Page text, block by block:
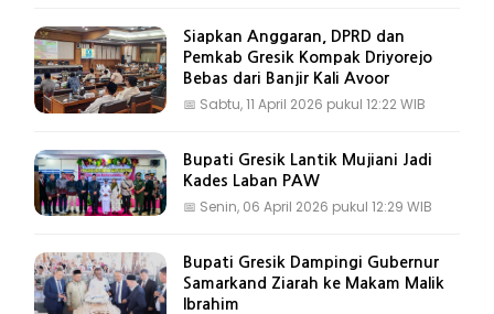
Siapkan Anggaran, DPRD dan
Pemkab Gresik Kompak Driyorejo
Bebas dari Banjir Kali Avoor
📅 Sabtu, 11 April 2026 pukul 12:22 WIB
Bupati Gresik Lantik Mujiani Jadi
Kades Laban PAW
📅 Senin, 06 April 2026 pukul 12:29 WIB
Bupati Gresik Dampingi Gubernur
Samarkand Ziarah ke Makam Malik
Ibrahim